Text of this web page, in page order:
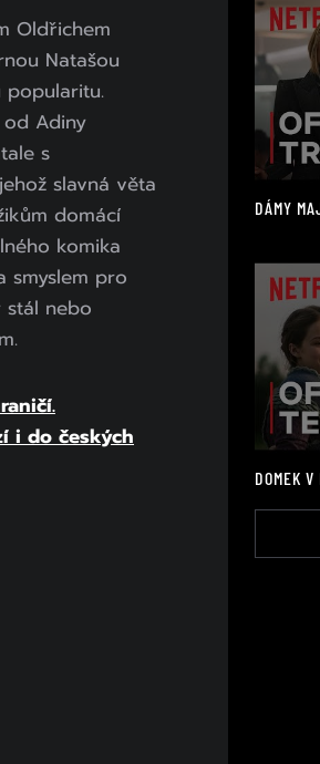
Oldřichem
Natašou
popularitu.
od Adiny
s
slavná věta
domácí
komika
smyslem pro
stál nebo
i do českých
DÁMY
DOMEK